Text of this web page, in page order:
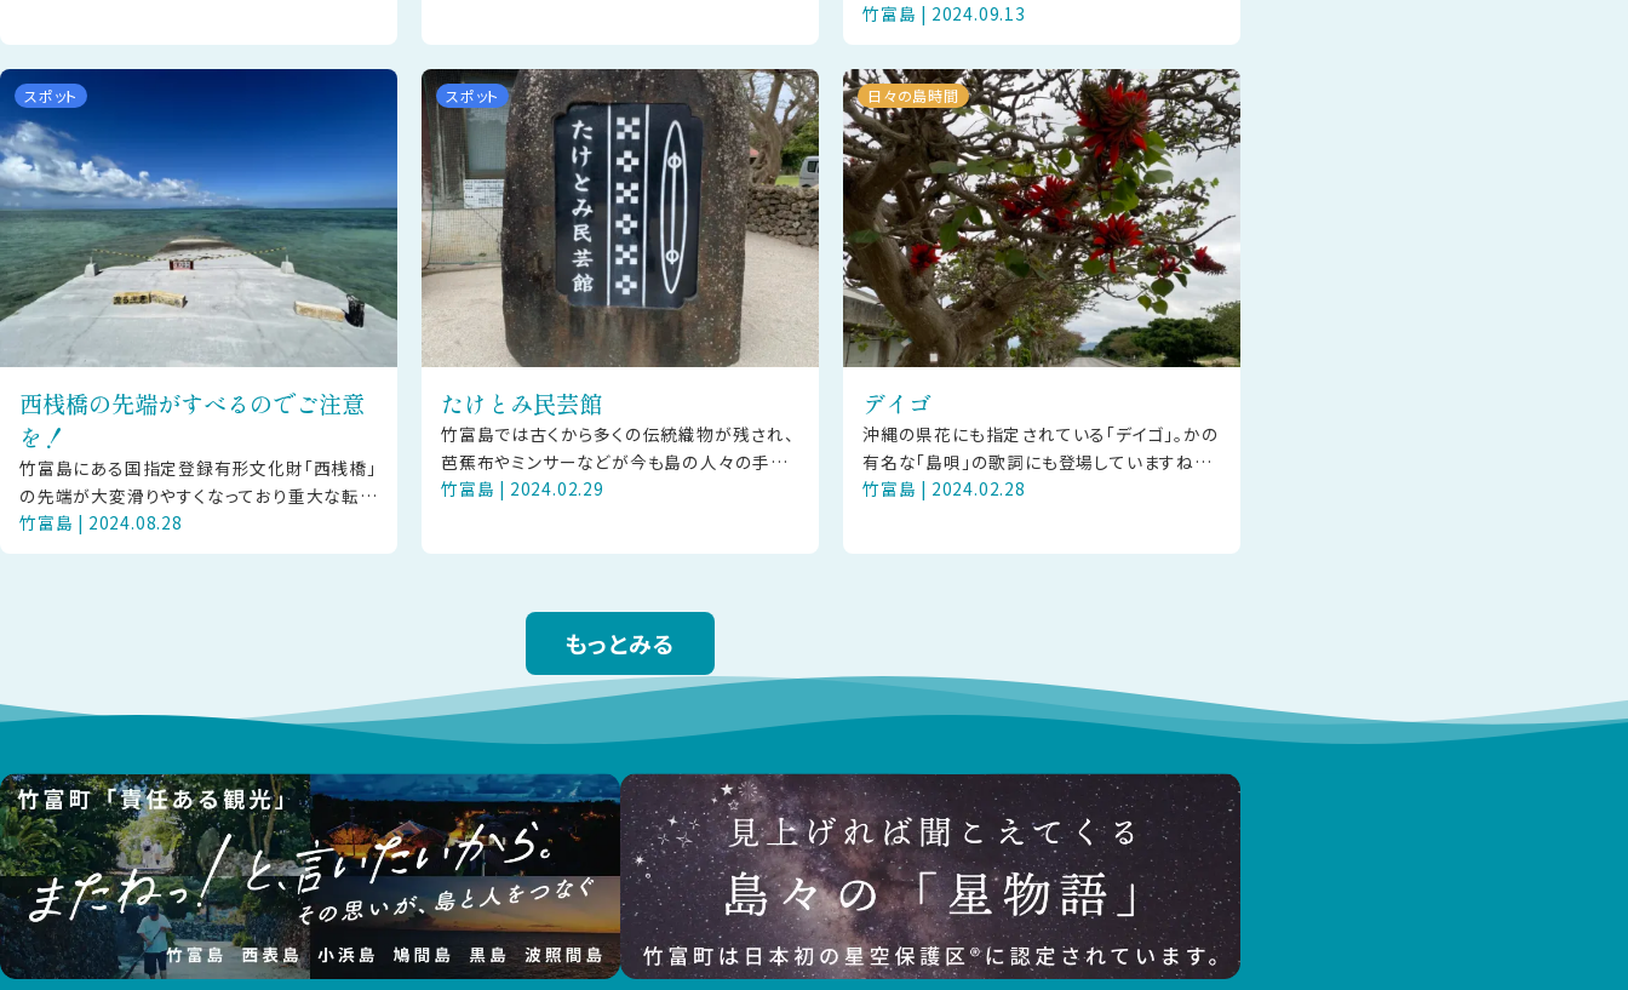
区を廻るデジタルスタンプラリーが開催されて
います。竹富島の赤瓦屋根、珊瑚の
竹富島 | 2024.09.13
スポット
西桟橋の先端がすべるのでご注意
を！
竹富島にある国指定登録有形文化財「西桟橋」
の先端が大変滑りやすくなっており重大な転倒
事案が発生しているため、立ち入りを禁止して
おります。竹富島には小さな診療所が
竹富島 | 2024.08.28
スポット
たけとみ民芸館
竹富島では古くから多くの伝統織物が残され、
芭蕉布やミンサーなどが今も島の人々の手に
よって継承されています。竹富島発祥と言われ
竹富島 | 2024.02.29
日々の島時間
デイゴ
沖縄の県花にも指定されている「デイゴ」。かの
有名な「島唄」の歌詞にも登場していますね。
竹富島では少しずつ花が咲き始めています。見
竹富島 | 2024.02.28
もっとみる